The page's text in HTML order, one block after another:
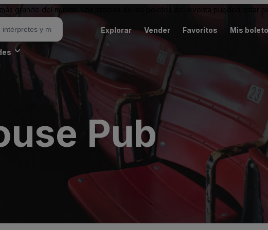
grande del mundo. Los precios de los boletos de reventa pueden estar
Explorar Vender Favoritos Mis
Pub